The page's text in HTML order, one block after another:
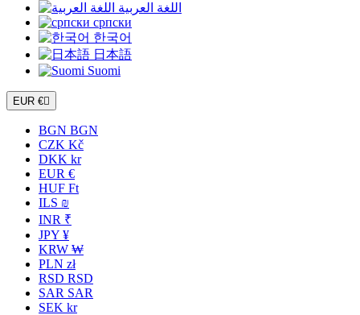
اللغة العربية
српски
한국어
日本語
Suomi
EUR €
BGN BGN
CZK Kč
DKK kr
EUR €
HUF Ft
ILS ₪
INR ₹
JPY ¥
KRW ₩
PLN zł
RSD RSD
SAR SAR
SEK kr